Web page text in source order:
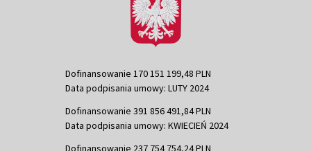
Dofinansowanie 170 151 199,48 PLN
Data podpisania umowy: LUTY 2024
Dofinansowanie 391 856 491,84 PLN
Data podpisania umowy: KWIECIEŃ 2024
Dofinansowanie 237 754 754,24 PLN